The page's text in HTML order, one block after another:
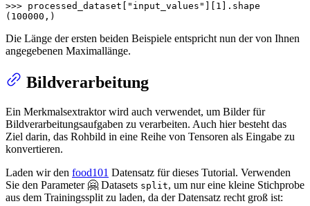
>>> processed_dataset[ "input_values" 1 ].shape
( 100000 ,)
Die Länge der ersten beiden Beispiele entspricht nun der von Ihnen
angegebenen Maximallänge.
Bildverarbeitung
Ein Merkmalsextraktor wird auch verwendet, um Bilder für
Bildverarbeitungsaufgaben zu verarbeiten. Auch hier besteht das
Ziel darin, das Rohbild in eine Reihe von Tensoren als Eingabe zu
konvertieren.
Laden wir den food101 Datensatz für dieses Tutorial. Verwenden
Sie den Parameter 🤗 Datasets split, um nur eine kleine Stichprobe
aus dem Trainingssplit zu laden, da der Datensatz recht groß ist: